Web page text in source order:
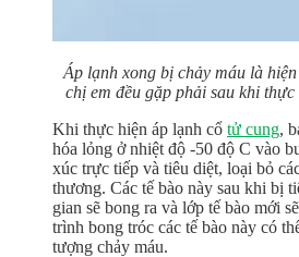
Áp lạnh xong bị chảy máu là
chị em đều gặp phải sau khi
Khi thực hiện áp lạnh cổ tử cung,
hóa lỏng ở nhiệt độ -50 độ C vào
xúc trực tiếp và tiêu diệt, loại bỏ
thương. Các tế bào này sau khi bị
gian sẽ bong ra và lớp tế bào mới
trình bong tróc các tế bào này có
tượng chảy máu.